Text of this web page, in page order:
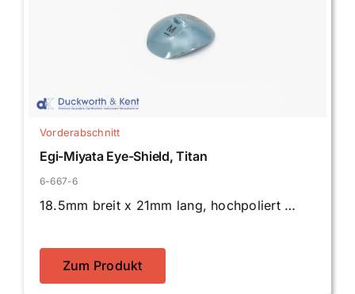
Vorderabschnitt
Egi-Miyata Eye-Shield, Titan
6-667-6
18.5mm breit x 21mm lang, hochpoliert …
Zum Produkt